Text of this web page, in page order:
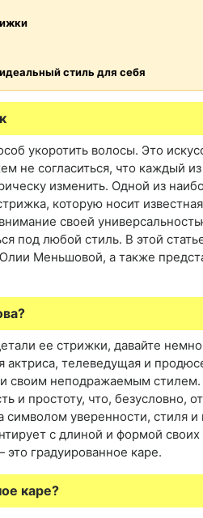
стиль для себя
укоротить волосы. Это
не согласиться, что каждый
изменить. Одной из
которую носит
своей
под любой стиль. В этой
Меньшовой, а также
ее стрижки, давайте
актриса, телеведущая и
и своим неподражаемым
и простоту, что, безусловно,
символом уверенности, стиля и
с длиной и формой
градуированное каре.
каре?